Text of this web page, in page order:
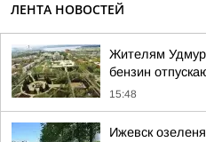
ЛЕНТА НОВОСТЕЙ
Жителям
бензин
15:48
Ижевск